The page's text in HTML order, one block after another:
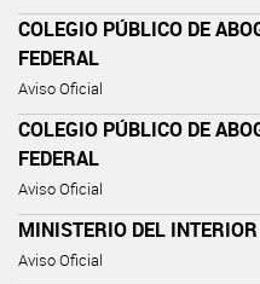
COLEGIO PÚBLICO DE
FEDERAL
Aviso Oficial
COLEGIO PÚBLICO DE
FEDERAL
Aviso Oficial
MINISTERIO DEL INTERIOR
Aviso Oficial